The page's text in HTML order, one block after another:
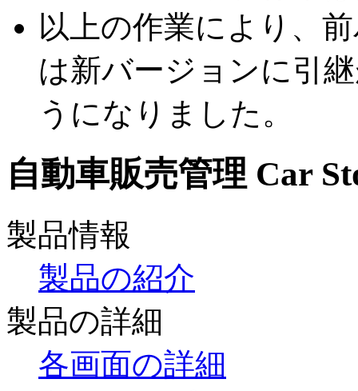
以上の作業により、
は新バージョンに引
うになりました。
自動車販売管理 Car
製品情報
製品の紹介
製品の詳細
各画面の詳細